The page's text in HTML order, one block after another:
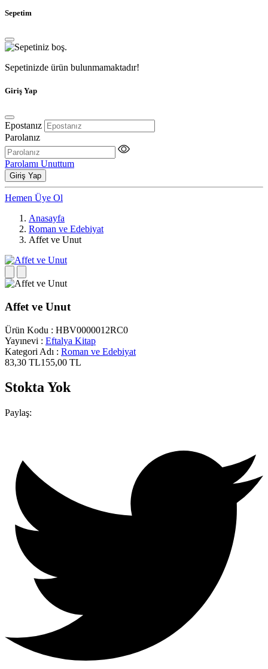
Sepetim
Sepetinizde ürün bulunmamaktadır!
Giriş Yap
Epostanız
Parolanız
Parolamı Unuttum
Giriş Yap
Hemen Üye Ol
Anasayfa
Roman ve Edebiyat
Affet ve Unut
Affet ve Unut
Ürün Kodu : HBV0000012RC0
Yayınevi : Eftalya Kitap
Kategori Adı : Roman ve Edebiyat
83,30 TL155,00 TL
Stokta Yok
Paylaş: